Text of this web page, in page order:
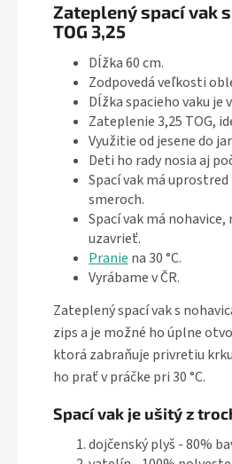
Zateplený spací vak
TOG 3,25
Dĺžka 60 cm.
Zodpovedá veľkosti
Dĺžka spacieho vaku je
Zateplenie 3,25 TOG,
Využitie od jesene do
Deti ho rady nosia aj
Spací vak má
smeroch.
Spací vak má
uzavrieť.
Pranie na 30 °C.
Vyrábame v ČR.
Zateplený spací vak s
zips a je možné ho úplne
ktorá zabraňuje privretiu
ho prať v práčke pri 30 °C.
Spací vak je ušitý z
dojčenský plyš - 80%